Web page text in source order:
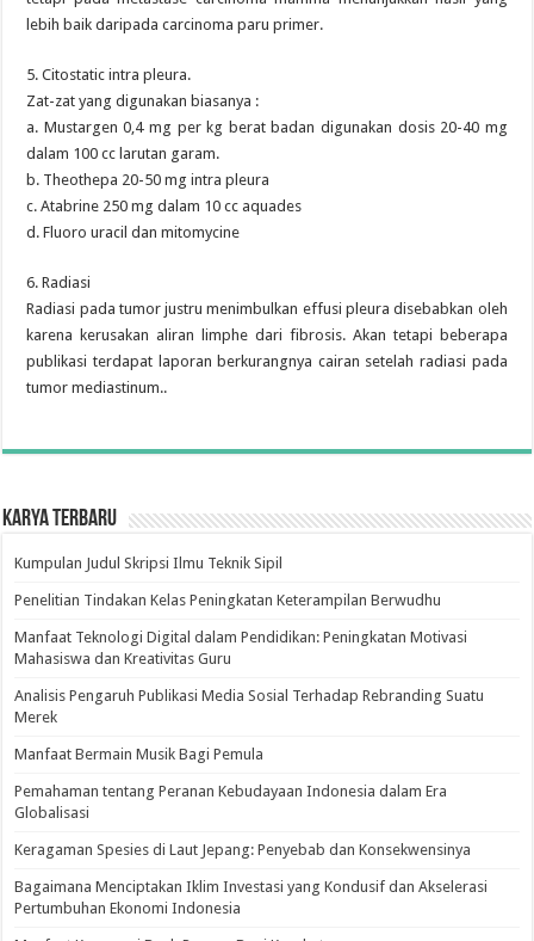
lebih baik daripada carcinoma paru primer.
5. Citostatic intra pleura.
Zat-zat yang digunakan biasanya :
a. Mustargen 0,4 mg per kg berat badan digunakan dosis 20-40 mg
dalam 100 cc larutan garam.
b. Theothepa 20-50 mg intra pleura
c. Atabrine 250 mg dalam 10 cc aquades
d. Fluoro uracil dan mitomycine
6. Radiasi
Radiasi pada tumor justru menimbulkan effusi pleura disebabkan oleh
karena kerusakan aliran limphe dari fibrosis. Akan tetapi beberapa
publikasi terdapat laporan berkurangnya cairan setelah radiasi pada
tumor mediastinum..
Karya Terbaru
Kumpulan Judul Skripsi Ilmu Teknik Sipil
Penelitian Tindakan Kelas Peningkatan Keterampilan Berwudhu
Manfaat Teknologi Digital dalam Pendidikan: Peningkatan Motivasi
Mahasiswa dan Kreativitas Guru
Analisis Pengaruh Publikasi Media Sosial Terhadap Rebranding Suatu
Merek
Manfaat Bermain Musik Bagi Pemula
Pemahaman tentang Peranan Kebudayaan Indonesia dalam Era
Globalisasi
Keragaman Spesies di Laut Jepang: Penyebab dan Konsekwensinya
Bagaimana Menciptakan Iklim Investasi yang Kondusif dan Akselerasi
Pertumbuhan Ekonomi Indonesia